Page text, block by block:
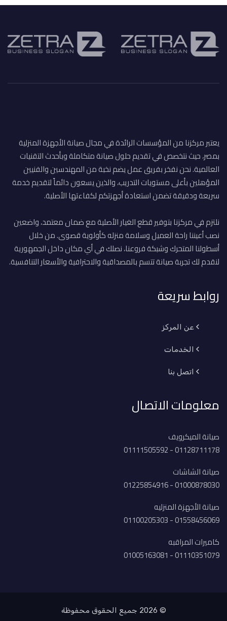
يعتبر مركزنا من المؤسسات الرائدة في مجال صيانة الأجهزة المنزلية
بمصر، حيث نتخصص في تقديم حلول صيانة متكاملة وبأحدث التقنيات
العالمية. نحن نفخر بفريق عمل يضم نخبة من المهندسين والفنيين
المؤهلين بأعلى مستويات التدريب، والذين يسعون دائماً لتقديم خدمة
سريعة ودقيقة تضمن استعادة أجهزتكم لكفاءتها الأصلية.
نلتزم في مركزنا بتوفير قطع الغيار الأصلية مع ضمان معتمد، واضعين
نصب أعيننا راحة العميل وسلامة منزله كأولوية قصوى. من خلال
أسطولنا المتحرك وشبكة فروعنا، نصلك في أي مكان داخل الجمهورية
لنقدم لك تجربة صيانة تتسم بالمصداقية والاحترافية والأسعار التنافسية.
روابط سريعة
عن المركز
الخدمات
اتصل بنا
معلومات الاتصال
صيانة الميكرويف
01128711178 - 01111505592
صيانة الشاشات
01000878030 - 01225854916
صيانة الأجهزة المنزليه
01558456069 - 01100205303
كاميرات المراقبه
01110351079 - 01005163081
© 2026 جميع الحقوق محفوظة